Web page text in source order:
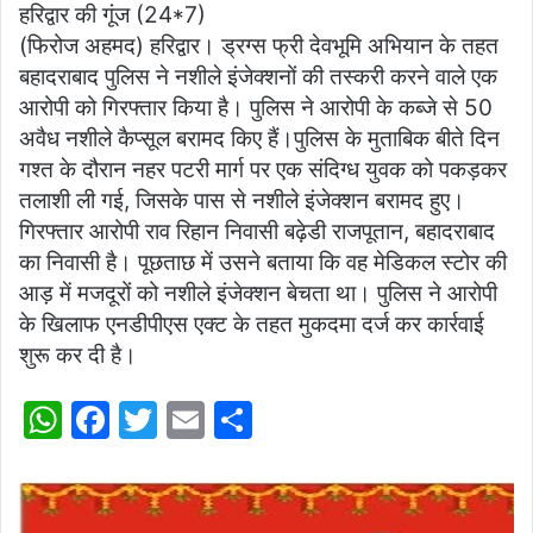
at
s
A
p
p
c
e
b
o
o
k
itt
er
ai
l
ar
e
हरिद्वार की गूंज (24*7)
(फिरोज अहमद) हरिद्वार। ड्रग्स फ्री देवभूमि अभियान के तहत
बहादराबाद पुलिस ने नशीले इंजेक्शनों की तस्करी करने वाले एक
आरोपी को गिरफ्तार किया है। पुलिस ने आरोपी के कब्जे से 50
अवैध नशीले कैप्सूल बरामद किए हैं।पुलिस के मुताबिक बीते दिन
गश्त के दौरान नहर पटरी मार्ग पर एक संदिग्ध युवक को पकड़कर
तलाशी ली गई, जिसके पास से नशीले इंजेक्शन बरामद हुए।
गिरफ्तार आरोपी राव रिहान निवासी बढ़ेडी राजपूतान, बहादराबाद
का निवासी है। पूछताछ में उसने बताया कि वह मेडिकल स्टोर की
आड़ में मजदूरों को नशीले इंजेक्शन बेचता था। पुलिस ने आरोपी
के खिलाफ एनडीपीएस एक्ट के तहत मुकदमा दर्ज कर कार्रवाई
शुरू कर दी है।
W
at
F
c
T
itt
E
ai ar